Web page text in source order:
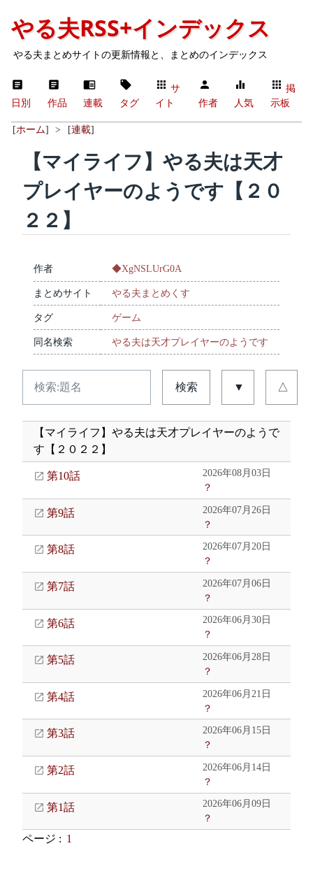
やる夫RSS+インデックス
やる夫まとめサイトの更新情報と、まとめのインデックス
日別 作品 連載 タグ
サ
イト
作者 人気
掲
示板
[ホーム] > [連載]
【マイライフ】やる夫は天才
プレイヤーのようです【２０
２２】
作者 ◆XgNSLUrG0A
まとめサイト やる夫まとめくす
タグ ゲーム
同名検索 やる夫は天才プレイヤーのようです
検索 ▼ △
【マイライフ】やる夫は天才プレイヤーのようで
す【２０２２】
第10話
2026年08月03日
？
第9話
2026年07月26日
？
第8話
2026年07月20日
？
第7話
2026年07月06日
？
第6話
2026年06月30日
？
第5話
2026年06月28日
？
第4話
2026年06月21日
？
第3話
2026年06月15日
？
第2話
2026年06月14日
？
第1話
2026年06月09日
？
ページ : 1